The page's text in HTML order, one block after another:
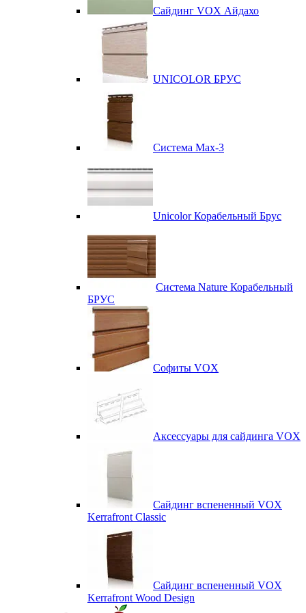
Сайдинг VOX Айдахо
UNICOLOR БРУС
Система Max-3
Unicolor Корабельный Брус
Система Nature Корабельный
БРУС
Софиты VOX
Аксессуары для сайдинга VOX
Сайдинг вспененный VOX
Kerrafront Classic
Сайдинг вспененный VOX
Kerrafront Wood Design